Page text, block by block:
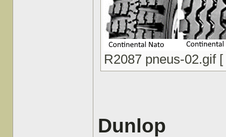
R2087 pneus-02.gif
Dunlop